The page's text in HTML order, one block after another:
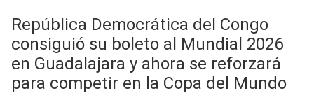
República Democrática del Congo
consiguió su boleto al Mundial 2026
en Guadalajara y ahora se reforzará
para competir en la Copa del Mundo